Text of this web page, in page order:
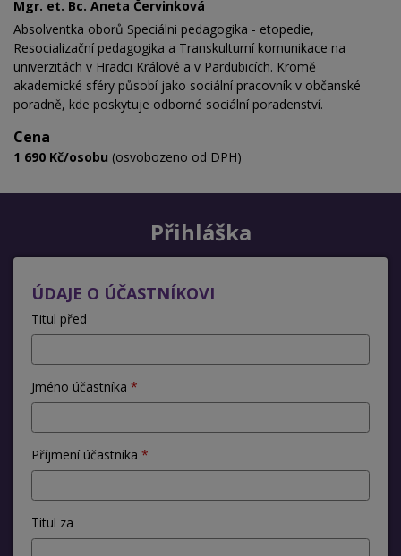
Mgr. et. Bc. Aneta Červinková
Absolventka oborů Speciálni pedagogika - etopedie,
Resocializační pedagogika a Transkulturní komunikace na
univerzitách v Hradci Králové a v Pardubicích. Kromě
akademické sféry působí jako sociální pracovník v občanské
poradně, kde poskytuje odborné sociální poradenství.
Cena
1 690 Kč/osobu (osvobozeno od DPH)
Přihláška
ÚDAJE O ÚČASTNÍKOVI
Titul před
Jméno účastníka
Příjmení účastníka
Titul za